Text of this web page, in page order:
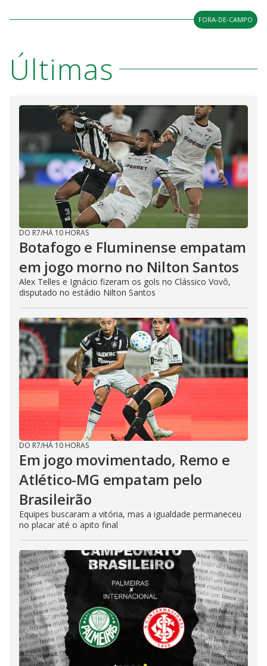
FORA-DE-CAMPO
Últimas
DO R7/HÁ 10 HORAS
Botafogo e Fluminense empatam
em jogo morno no Nilton Santos
Alex Telles e Ignácio fizeram os gols no Clássico Vovô,
disputado no estádio Nilton Santos
DO R7/HÁ 10 HORAS
Em jogo movimentado, Remo e
Atlético-MG empatam pelo
Brasileirão
Equipes buscaram a vitória, mas a igualdade permaneceu
no placar até o apito final